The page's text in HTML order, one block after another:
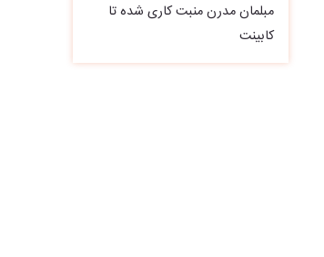
مبلمان مدرن منبت‌ کاری‌ شده تا
کابینت